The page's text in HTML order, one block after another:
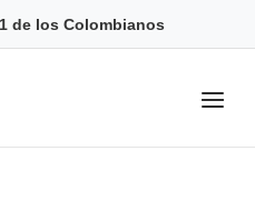
de los Colombianos
Menu